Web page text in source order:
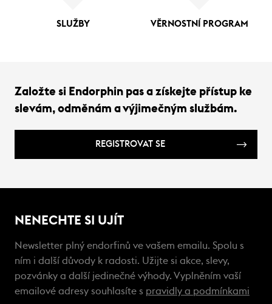
SLUŽBY VĚRNOSTNÍ PROGRAM
Založte si Endorphin pas a získejte přístup ke
slevám, odměnám a výjimečným službám.
REGISTROVAT SE
NENECHTE SI UJÍT
Newsletter plný endorfinů ve vašem emailu. Spolu s
ním i další důvody k radosti. Užijte si akce, slevy,
pozvánky a další jedinečné výhody. Vyplněním vaší
emailové adresy souhlasíte s pravidly a podmínkami